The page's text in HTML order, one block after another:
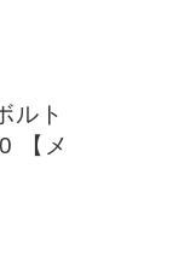
ルト
【メ